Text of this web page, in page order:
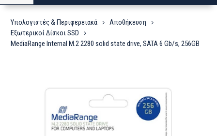
Υπολογιστές & Περιφερειακά
Αποθήκευση
Εξωτερικοί Δίσκοι SSD
MediaRange Internal M.2 2280 solid state drive, SATA 6 Gb/s, 256GB